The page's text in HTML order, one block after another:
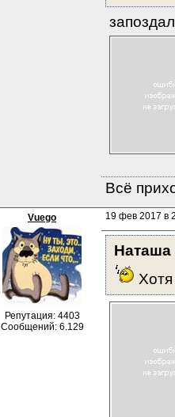
Всё
Vuego
Репутация: 4403
Сообщений: 6.129
19 фев 2017 в
Наташа